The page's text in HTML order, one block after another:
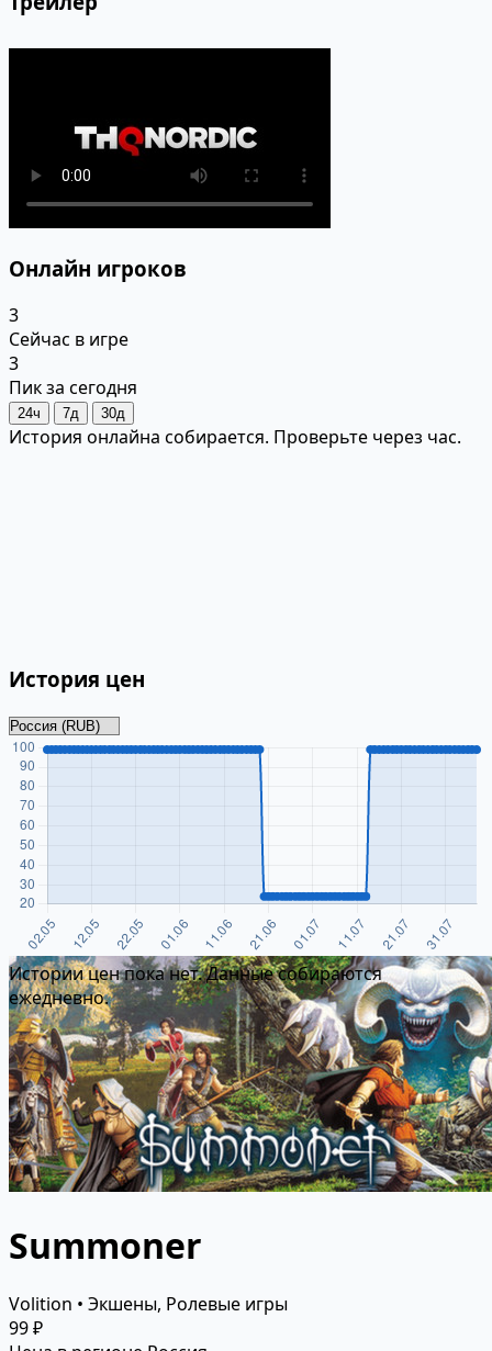
Онлайн игроков
3
Сейчас в игре
3
Пик за сегодня
24ч 7д 30д
История онлайна собирается. Проверьте через час.
История цен
Истории цен пока нет. Данные собираются
ежедневно.
Summoner
Volition • Экшены, Ролевые игры
99 ₽